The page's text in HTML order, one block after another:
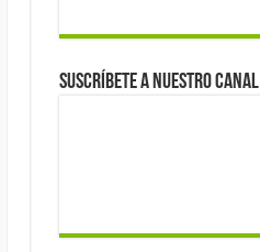
Suscríbete a nuestro canal